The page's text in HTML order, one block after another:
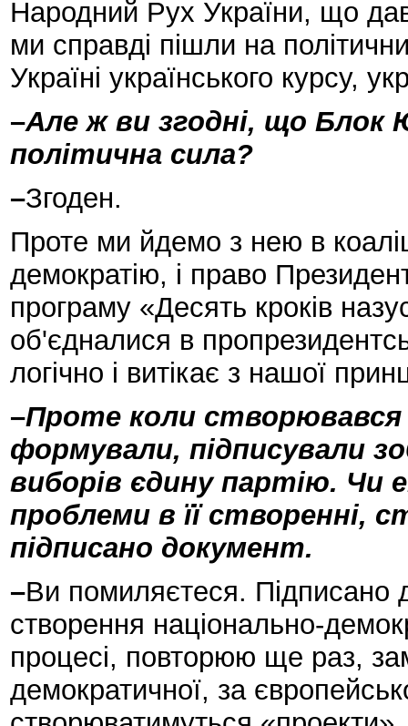
Народний Рух України, що
ми справді пішли на
Україні українського курсу,
–Але ж ви згодні, що
політична сила?
–Згоден.
Проте ми йдемо з нею в
демократію, і право
програму «Десять кроків
об'єдналися в
логічно і витікає з нашої
–Проте коли створювався
формували, підписували
виборів єдину партію. Чи
проблеми в її створенні,
підписано документ.
–Ви помиляєтеся. Підписано
створення національно-
процесі, повторюю ще раз,
демократичної, за